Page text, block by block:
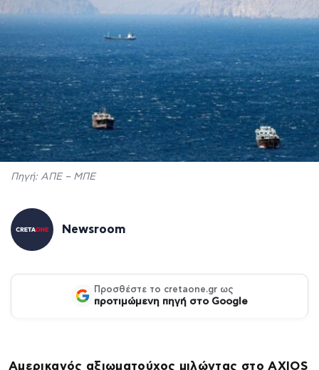
Πηγή: ΑΠΕ – ΜΠΕ
Newsroom
Προσθέστε το cretaone.gr ως
προτιμώμενη πηγή στο Google
Αμερικανός αξιωματούχος μιλώντας στο AXIOS